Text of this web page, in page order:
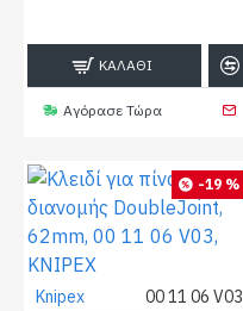
ΚΑΛΆΘΙ
Αγόρασε Τώρα
-19 %
Knipex 00 11 06 V03